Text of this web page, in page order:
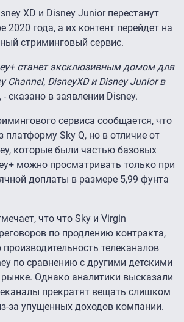
XD и Disney Junior перестанут
2020 года, а их контент перейдет на
стриминговый сервис.
станет эксклюзивным домом для
Channel, DisneyXD и Disney Junior в
- сказано в заявлении Disney.
сервиса сообщается, что
платформу Sky Q, но в отличие от
которые были частью базовых
можно просматривать только при
доплаты в размере 5,99 фунта
что что Sky и Virgin
по продлению контракта,
телеканалов
по сравнению с другими детскими
Однако аналитики высказали
прекратят вещать слишком
за упущенных доходов компании.